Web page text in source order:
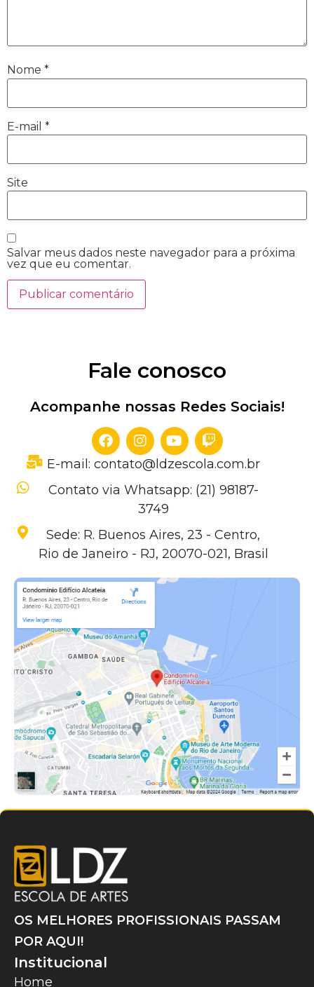
Nome *
E-mail *
Site
Salvar meus dados neste navegador para a próxima
vez que eu comentar.
Fale conosco
Acompanhe nossas Redes Sociais!
E-mail: contato@ldzescola.com.br
Contato via Whatsapp: (21) 98187-
3749
Sede: R. Buenos Aires, 23 - Centro,
Rio de Janeiro - RJ, 20070-021, Brasil
OS MELHORES PROFISSIONAIS PASSAM
POR AQUI!
Institucional
Home